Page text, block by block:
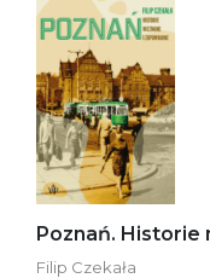
Poznań. Historie
Filip Czekała